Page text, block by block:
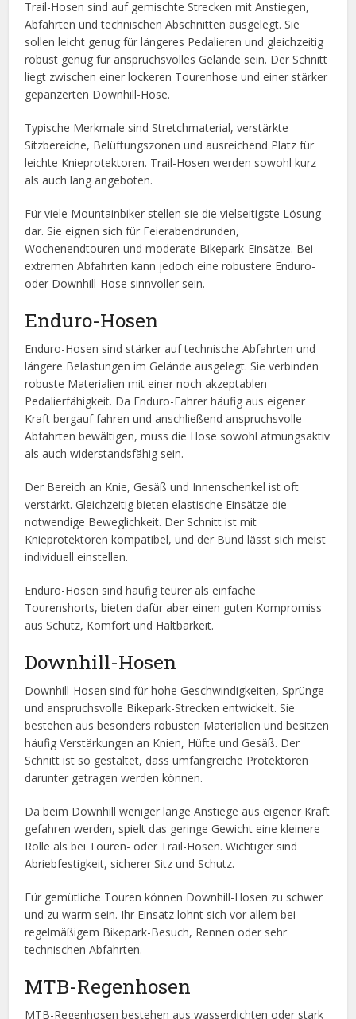
Trail-Hosen sind auf gemischte Strecken mit Anstiegen,
Abfahrten und technischen Abschnitten ausgelegt. Sie
sollen leicht genug für längeres Pedalieren und gleichzeitig
robust genug für anspruchsvolles Gelände sein. Der Schnitt
liegt zwischen einer lockeren Tourenhose und einer stärker
gepanzerten Downhill-Hose.
Typische Merkmale sind Stretchmaterial, verstärkte
Sitzbereiche, Belüftungszonen und ausreichend Platz für
leichte Knieprotektoren. Trail-Hosen werden sowohl kurz
als auch lang angeboten.
Für viele Mountainbiker stellen sie die vielseitigste Lösung
dar. Sie eignen sich für Feierabendrunden,
Wochenendtouren und moderate Bikepark-Einsätze. Bei
extremen Abfahrten kann jedoch eine robustere Enduro-
oder Downhill-Hose sinnvoller sein.
Enduro-Hosen
Enduro-Hosen sind stärker auf technische Abfahrten und
längere Belastungen im Gelände ausgelegt. Sie verbinden
robuste Materialien mit einer noch akzeptablen
Pedalierfähigkeit. Da Enduro-Fahrer häufig aus eigener
Kraft bergauf fahren und anschließend anspruchsvolle
Abfahrten bewältigen, muss die Hose sowohl atmungsaktiv
als auch widerstandsfähig sein.
Der Bereich an Knie, Gesäß und Innenschenkel ist oft
verstärkt. Gleichzeitig bieten elastische Einsätze die
notwendige Beweglichkeit. Der Schnitt ist mit
Knieprotektoren kompatibel, und der Bund lässt sich meist
individuell einstellen.
Enduro-Hosen sind häufig teurer als einfache
Tourenshorts, bieten dafür aber einen guten Kompromiss
aus Schutz, Komfort und Haltbarkeit.
Downhill-Hosen
Downhill-Hosen sind für hohe Geschwindigkeiten, Sprünge
und anspruchsvolle Bikepark-Strecken entwickelt. Sie
bestehen aus besonders robusten Materialien und besitzen
häufig Verstärkungen an Knien, Hüfte und Gesäß. Der
Schnitt ist so gestaltet, dass umfangreiche Protektoren
darunter getragen werden können.
Da beim Downhill weniger lange Anstiege aus eigener Kraft
gefahren werden, spielt das geringe Gewicht eine kleinere
Rolle als bei Touren- oder Trail-Hosen. Wichtiger sind
Abriebfestigkeit, sicherer Sitz und Schutz.
Für gemütliche Touren können Downhill-Hosen zu schwer
und zu warm sein. Ihr Einsatz lohnt sich vor allem bei
regelmäßigem Bikepark-Besuch, Rennen oder sehr
technischen Abfahrten.
MTB-Regenhosen
MTB-Regenhosen bestehen aus wasserdichten oder stark